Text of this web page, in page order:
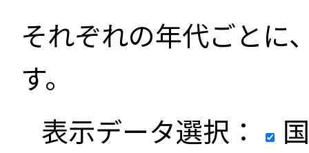
それぞれの年代ごとに
す。
表示データ選択：